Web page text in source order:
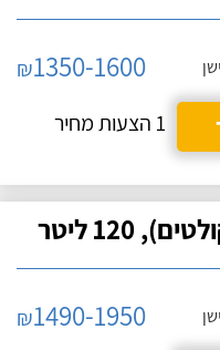
₪1350-1600
1 הצעות מחיר
ליטר
₪1490-1950